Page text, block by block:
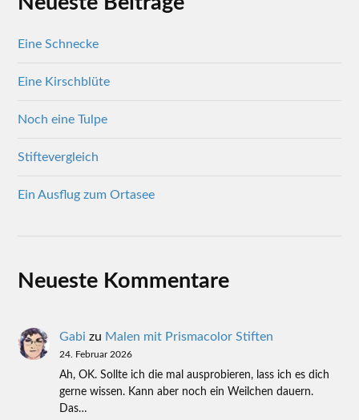
Eine Schnecke
Eine Kirschblüte
Noch eine Tulpe
Stiftevergleich
Ein Ausflug zum Ortasee
Neueste Kommentare
Gabi zu Malen mit Prismacolor Stiften
24. Februar 2026
Ah, OK. Sollte ich die mal ausprobieren, lass ich es dich
gerne wissen. Kann aber noch ein Weilchen dauern.
Das…